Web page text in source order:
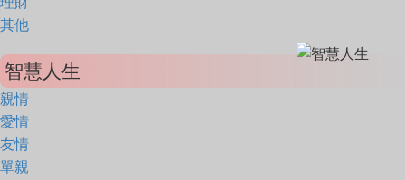
其他
智慧人生
親情
愛情
友情
單親